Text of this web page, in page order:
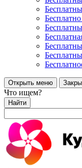
Открыть меню
Что ищем?
Найти